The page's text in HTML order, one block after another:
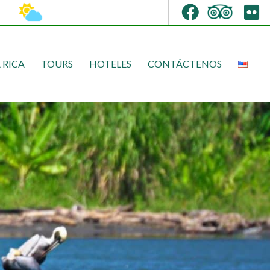
RICA TOURS HOTELES CONTÁCTENOS